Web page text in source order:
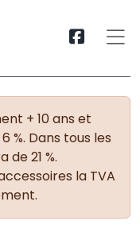
+ 10 ans et
%. Dans tous les
de 21 %.
la TVA